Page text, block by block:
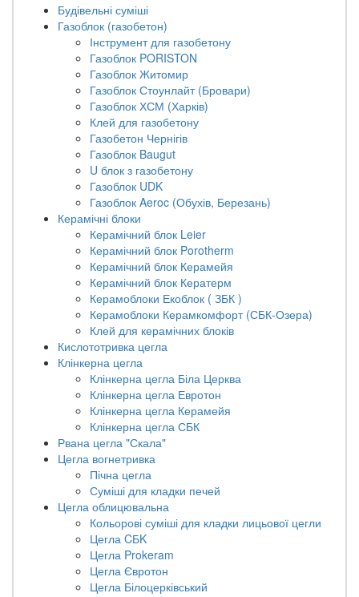
Будівельні суміші
Газоблок (газобетон)
Інструмент для газобетону
Газоблок PORISTON
Газоблок Житомир
Газоблок Стоунлайт (Бровари)
Газоблок ХСМ (Харків)
Клей для газобетону
Газобетон Чернігів
Газоблок Baugut
U блок з газобетону
Газоблок UDK
Газоблок Aeroc (Обухів, Березань)
Керамічні блоки
Керамічний блок Leier
Керамічний блок Porotherm
Керамічний блок Керамейя
Керамічний блок Кератерм
Керамоблоки Екоблок ( ЗБК )
Керамоблоки Керамкомфорт (СБК-Озера)
Клей для керамічних блоків
Кислототривка цегла
Клінкерна цегла
Клінкерна цегла Біла Церква
Клінкерна цегла Евротон
Клінкерна цегла Керамейя
Клінкерна цегла СБК
Рвана цегла "Скала"
Цегла вогнетривка
Пічна цегла
Суміші для кладки печей
Цегла облицювальна
Кольорові суміші для кладки лицьової цегли
Цегла CБK
Цегла Prokeram
Цегла Євротон
Цегла Білоцерківський